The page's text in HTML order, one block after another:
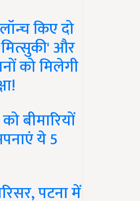
किए दो
और
को मिलेगी
बीमारियों
ये 5
पटना में